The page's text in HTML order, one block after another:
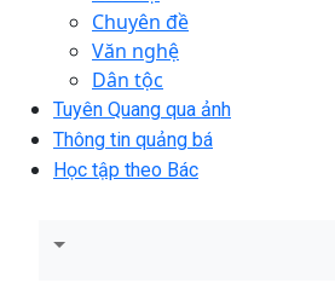
Chuyên đề
Văn nghệ
Dân tộc
Tuyên Quang qua ảnh
Thông tin quảng bá
Học tập theo Bác